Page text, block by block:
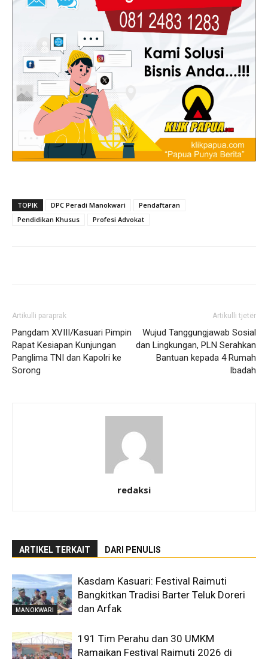
TOPIK DPC Peradi Manokwari
Pendaftaran
Pendidikan Khusus
Profesi Advokat
Artikulli paraprak
Pangdam XVIII/Kasuari Pimpin
Rapat Kesiapan Kunjungan
Panglima TNI dan Kapolri ke
Sorong
Artikulli tjetër
Wujud Tanggungjawab Sosial
dan Lingkungan, PLN Serahkan
Bantuan kepada 4 Rumah
Ibadah
redaksi
ARTIKEL TERKAIT DARI PENULIS
MANOKWARI
Kasdam Kasuari: Festival Raimuti
Bangkitkan Tradisi Barter Teluk Doreri
dan Arfak
191 Tim Perahu dan 30 UMKM
Ramaikan Festival Raimuti 2026 di